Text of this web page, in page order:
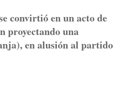
convirtió en un acto de
proyectando una
en alusión al partido